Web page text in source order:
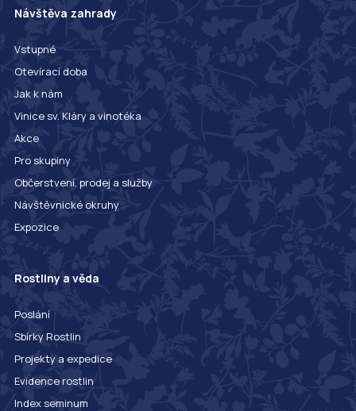
Návštěva zahrady
Vstupné
Otevírací doba
Jak k nám
Vinice sv. Kláry a vinotéka
Akce
Pro skupiny
Občerstvení, prodej a služby
Návštěvnické okruhy
Expozice
Rostliny a věda
Poslání
Sbírky Rostlin
Projekty a expedice
Evidence rostlin
Index seminum